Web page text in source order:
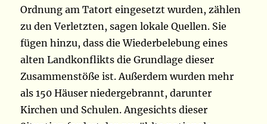
Ordnung am Tatort eingesetzt wurden, zählen
zu den Verletzten, sagen lokale Quellen. Sie
fügen hinzu, dass die Wiederbelebung eines
alten Landkonflikts die Grundlage dieser
Zusammenstöße ist. Außerdem wurden mehr
als 150 Häuser niedergebrannt, darunter
Kirchen und Schulen. Angesichts dieser